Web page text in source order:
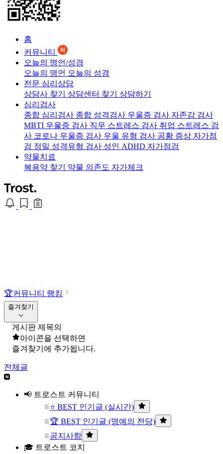
홈
커뮤니티
오늘의 명언/성경
오늘의 명언 오늘의 성경
전문 심리상담
상담사 찾기 상담센터 찾기 상담하기
심리검사
종합 심리검사 종합 성격검사 우울증 검사 자존감 검사
MBTI 우울증 검사 직무 스트레스 검사 취업 스트레스 검
사 코로나 우울증 검사 우울 유형 검사 공황 증상 자가점
검 정밀 성격유형 검사 성인 ADHD 자가점검
약물치료
복용약 찾기 약물 의존도 자가체크
🏆커뮤니티 랭킹
즐겨찾기
게시판 제목의
아이콘을 선택하면
즐겨찾기에 추가됩니다.
전체글
📢 트로스트 커뮤니티
⭐ BEST 인기글 (실시간)
🏆 BEST 인기글 (명예의 전당)
공지사항
🎓 트로스트 코치